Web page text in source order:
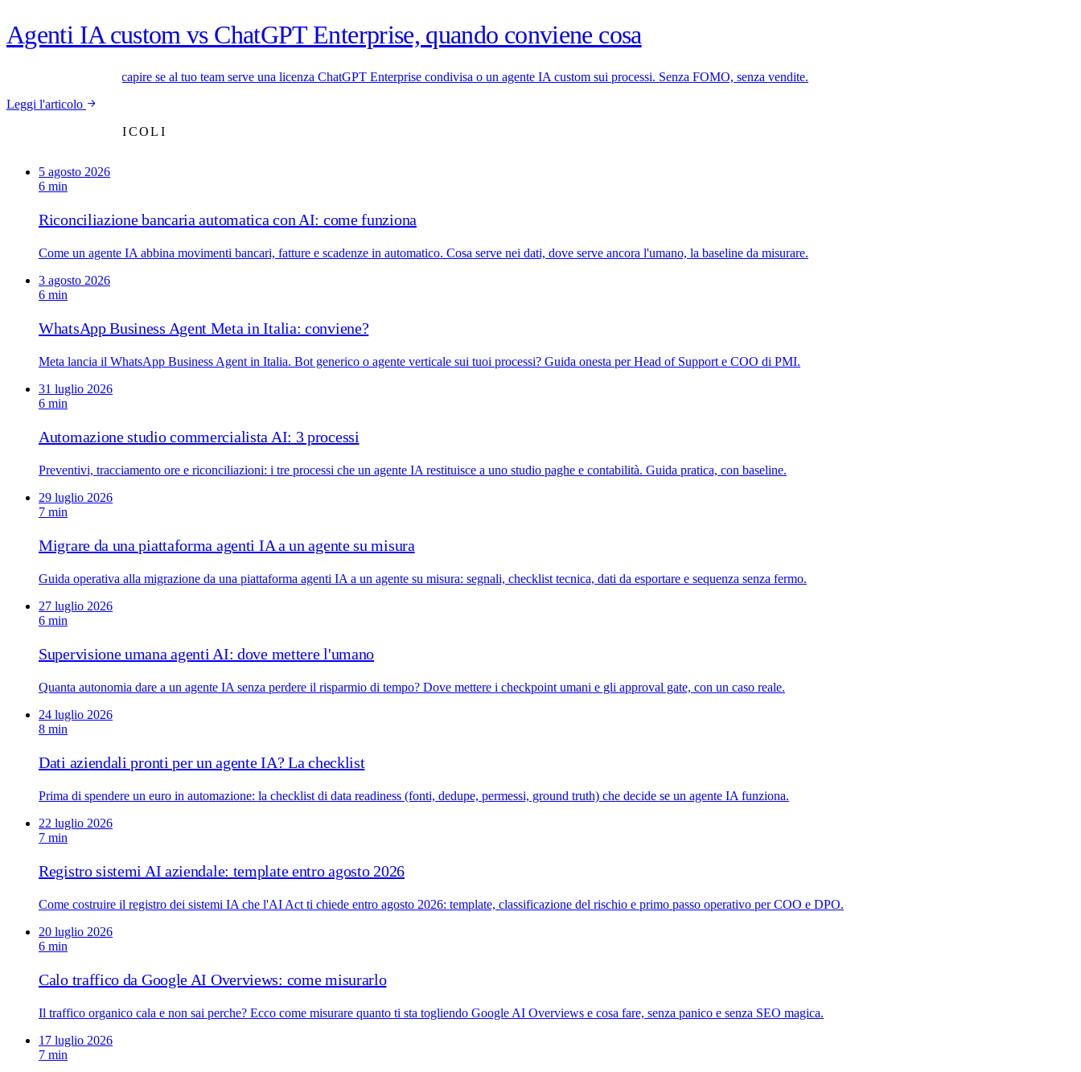
20 min con Daniel
Agenti IA custom vs ChatGPT Enterprise, quando conviene cosa
Tre criteri concreti per capire se al tuo team serve una licenza ChatGPT Enterprise condivisa o un agente IA custom sui processi. Senza FOMO, senza vendite.
Leggi l'articolo
TUTTI GLI ARTICOLI
5 agosto 2026
6 min
Riconciliazione bancaria automatica con AI: come funziona
Come un agente IA abbina movimenti bancari, fatture e scadenze in automatico. Cosa serve nei dati, dove serve ancora l'umano, la baseline da misurare.
3 agosto 2026
6 min
WhatsApp Business Agent Meta in Italia: conviene?
Meta lancia il WhatsApp Business Agent in Italia. Bot generico o agente verticale sui tuoi processi? Guida onesta per Head of Support e COO di PMI.
31 luglio 2026
6 min
Automazione studio commercialista AI: 3 processi
Preventivi, tracciamento ore e riconciliazioni: i tre processi che un agente IA restituisce a uno studio paghe e contabilità. Guida pratica, con baseline.
29 luglio 2026
7 min
Migrare da una piattaforma agenti IA a un agente su misura
Guida operativa alla migrazione da una piattaforma agenti IA a un agente su misura: segnali, checklist tecnica, dati da esportare e sequenza senza fermo.
27 luglio 2026
6 min
Supervisione umana agenti AI: dove mettere l'umano
Quanta autonomia dare a un agente IA senza perdere il risparmio di tempo? Dove mettere i checkpoint umani e gli approval gate, con un caso reale.
24 luglio 2026
8 min
Dati aziendali pronti per un agente IA? La checklist
Prima di spendere un euro in automazione: la checklist di data readiness (fonti, dedupe, permessi, ground truth) che decide se un agente IA funziona.
22 luglio 2026
7 min
Registro sistemi AI aziendale: template entro agosto 2026
Come costruire il registro dei sistemi IA che l'AI Act ti chiede entro agosto 2026: template, classificazione del rischio e primo passo operativo per COO e DPO.
20 luglio 2026
6 min
Calo traffico da Google AI Overviews: come misurarlo
Il traffico organico cala e non sai perche? Ecco come misurare quanto ti sta togliendo Google AI Overviews e cosa fare, senza panico e senza SEO magica.
17 luglio 2026
7 min